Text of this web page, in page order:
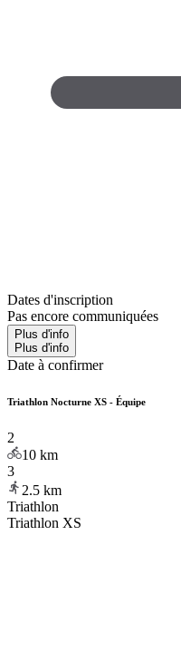
Dates d'inscription
Pas encore communiquées
Plus d'info
Plus d'info
Date à confirmer
Triathlon Nocturne XS - Équipe
2
10 km
3
2.5 km
Triathlon
Triathlon XS